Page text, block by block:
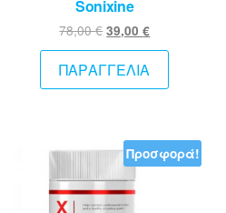
Sonixine
78,00€Original
price
was:
78,00 €.
39,00€Η
τρέχουσα
είναι:
ΠΑΡΑΓΓΕΛΙΑ
Προσφορά!